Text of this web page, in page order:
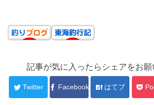
記事が気に入ったらシェアをお願
Twitter Facebook はてブ